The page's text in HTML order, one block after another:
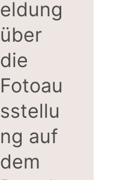
eldung
über
die
Fotoau
sstellu
ng auf
dem